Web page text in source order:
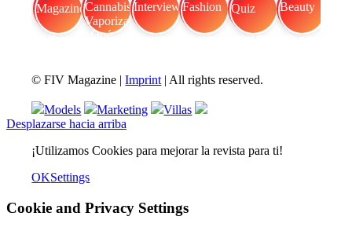
© FIV Magazine |Imprint | All rights reserved.
Models Marketing
Villas
Desplazarse hacia arriba
¡Utilizamos Cookies para mejorar la revista para ti!
OKSettings
Cookie and Privacy Settings